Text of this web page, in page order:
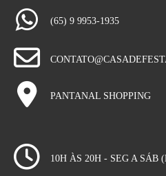
(65) 9 9953-1935
PANTANAL SHOPPING
10H ÀS 20H - SEG A SÁB